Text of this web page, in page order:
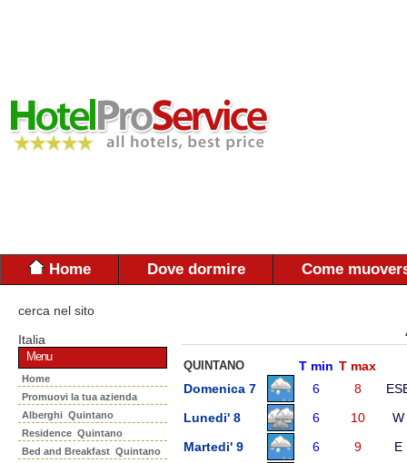
Home Dove dormire Come
cerca nel sito
Italia
Menu
Home
Promuovi la tua azienda
Alberghi Quintano
Residence Quintano
Bed and Breakfast Quintano
QUINTANO T min T max
Domenica 7
6 8
Lunedi' 8
6 10
W
Martedi' 9
6 9
E